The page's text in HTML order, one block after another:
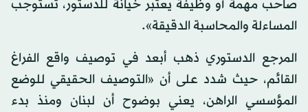
صاحب مهمة أو وظيفة يعتبر خيانة للدستور، تستوجب
المساءلة والمحاسبة الدقيقة».
المرجع الدستوري ذهب أبعد في توصيف واقع الفراغ
القائم، حيث شدد على أن «التوصيف الحقيقي للوضع
المؤسسي الراهن، يعني بوضوح أن لبنان ومنذ بدء